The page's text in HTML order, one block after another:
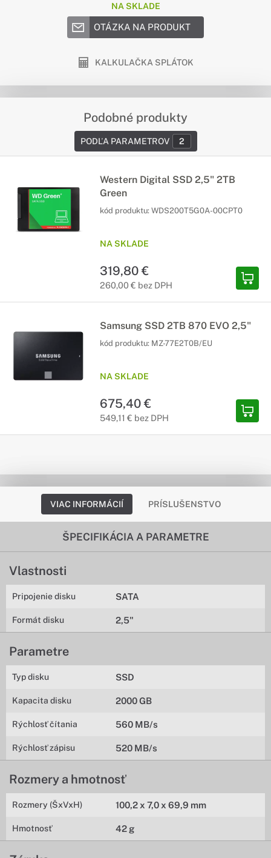
NA SKLADE
OTÁZKA NA PRODUKT
KALKULAČKA SPLÁTOK
Podobné produkty
PODĽA PARAMETROV 2
Western Digital SSD 2,5" 2TB
Green
kód produktu: WDS200T5G0A-00CPT0
NA SKLADE
319,80 €
260,00 € bez DPH
Samsung SSD 2TB 870 EVO 2,5"
kód produktu: MZ-77E2T0B/EU
NA SKLADE
675,40 €
549,11 € bez DPH
VIAC INFORMÁCIÍ PRÍSLUŠENSTVO
ŠPECIFIKÁCIA A PARAMETRE
Vlastnosti
Pripojenie disku SATA
Formát disku 2,5"
Parametre
Typ disku SSD
Kapacita disku 2000 GB
Rýchlosť čítania 560 MB/s
Rýchlosť zápisu 520 MB/s
Rozmery a hmotnosť
Rozmery (ŠxVxH) 100,2 x 7,0 x 69,9 mm
Hmotnosť 42 g